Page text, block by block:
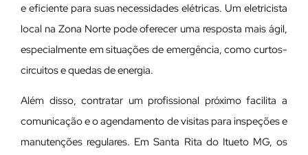
e eficiente para suas necessidades elétricas. Um eletricista
local na Zona Norte pode oferecer uma resposta mais ágil,
especialmente em situações de emergência, como curtos-
circuitos e quedas de energia.
Além disso, contratar um profissional próximo facilita a
comunicação e o agendamento de visitas para inspeções e
manutenções regulares. Em Santa Rita do Itueto MG, os